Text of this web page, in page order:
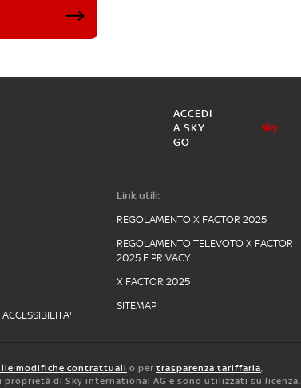
ACCEDI
A SKY
GO
Link utili:
REGOLAMENTO X FACTOR 2025
REGOLAMENTO TELEVOTO X FACTOR
2025 E PRIVACY
X FACTOR 2025
SITEMAP
modifiche contrattuali o per trasparenza tariffaria,
di Sky international AG e sono utilizzati su licenza.